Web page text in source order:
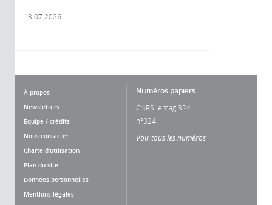
13.07.2026
À propos
Newsletters
Équipe / crédits
Nous contacter
Charte d'utilisation
Plan du site
Données personnelles
Mentions légales
Numéros papiers
CNRS lemag 324
n°324
Voir tous les numéros